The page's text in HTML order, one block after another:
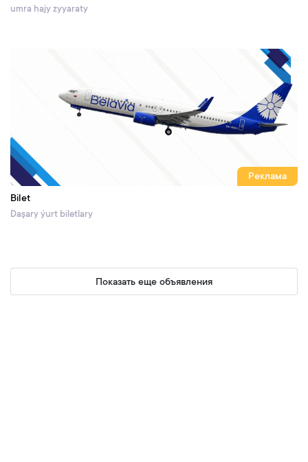
umra hajy zyyaraty
Реклама
Bilet
Daşary ýurt biletlary
Показать еще объявления